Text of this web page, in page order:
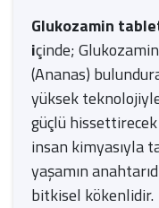
Glukozamin
içinde;
(Ananas)
yüksek
güçlü
insan kimyasıyla
yaşamın
bitkisel kökenlidir.